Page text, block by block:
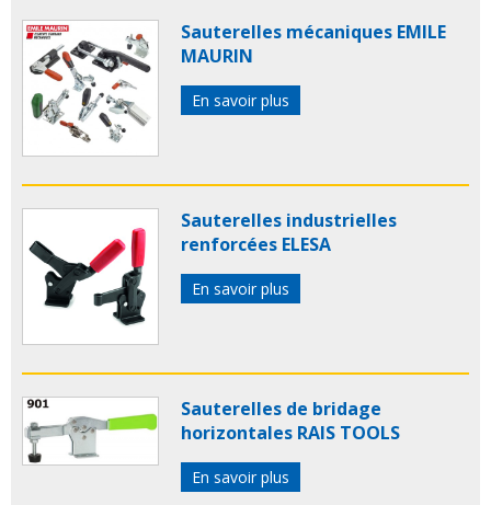
Sauterelles mécaniques EMILE
MAURIN
En savoir plus
Sauterelles industrielles
renforcées ELESA
En savoir plus
Sauterelles de bridage
horizontales RAIS TOOLS
En savoir plus